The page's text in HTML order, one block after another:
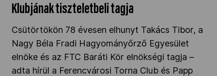
Klubjának tiszteletbeli tagja
Csütörtökön 78 évesen elhunyt Takács Tibor, a
Nagy Béla Fradi Hagyományőrző Egyesület
elnöke és az FTC Baráti Kör elnökségi tagja –
adta hírül a Ferencvárosi Torna Club és Papp